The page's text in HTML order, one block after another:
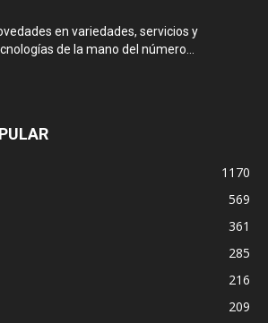
en variedades, servicios y
de la mano del número...
1170
569
361
285
216
209